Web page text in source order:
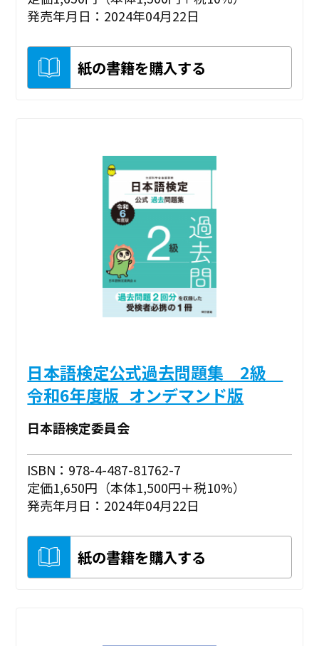
発売年月日：2024年04月22日
紙の書籍を購入する
日本語検定公式過去問題集 2級
令和6年度版_オンデマンド版
日本語検定委員会
ISBN：978-4-487-81762-7
定価1,650円（本体1,500円＋税10%）
発売年月日：2024年04月22日
紙の書籍を購入する